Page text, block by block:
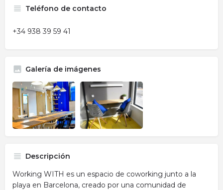
Teléfono de contacto
+34 938 39 59 41
Galería de imágenes
Descripción
Working WITH es un espacio de coworking junto a la
playa en Barcelona, creado por una comunidad de